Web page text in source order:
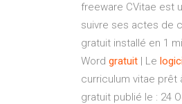
freeware CVitae est
suivre ses actes de
gratuit installé en 1
Word gratuit | Le
curriculum vitae prêt
gratuit publié le : 24